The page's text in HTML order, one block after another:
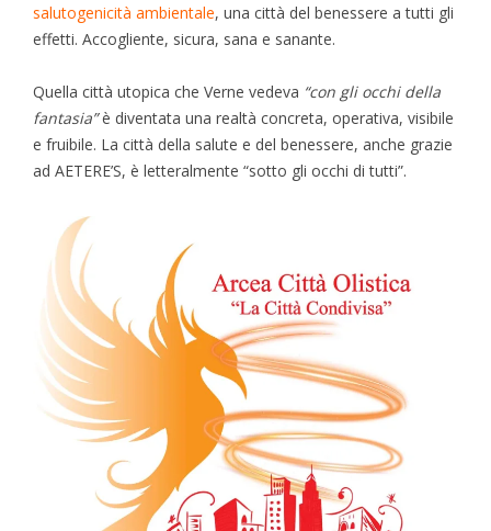
salutogenicità ambientale, una città del benessere a tutti gli
effetti. Accogliente, sicura, sana e sanante.
Quella città utopica che Verne vedeva “con gli occhi della
fantasia”è diventata una realtà concreta, operativa, visibile
e fruibile. La città della salute e del benessere, anche grazie
ad AETERE’S, è letteralmente “sotto gli occhi di tutti”.